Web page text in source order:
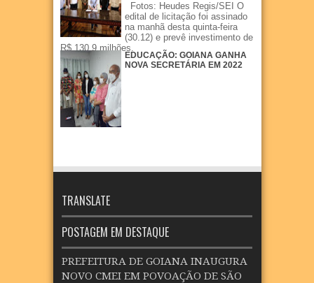
Fotos: Heudes Regis/SEI O
edital de licitação foi assinado
na manhã desta quinta-feira
(30.12) e prevê investimento de
R$ 130,9 milhões.
EDUCAÇÃO: GOIANA GANHA
NOVA SECRETÁRIA EM 2022
TRANSLATE
POSTAGEM EM DESTAQUE
PREFEITURA DE GOIANA INAUGURA
NOVO CMEI EM POVOAÇÃO DE SÃO